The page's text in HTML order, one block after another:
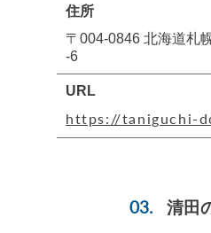
住所
〒004-0846 北海道札
-6
URL
https://taniguchi-
清田